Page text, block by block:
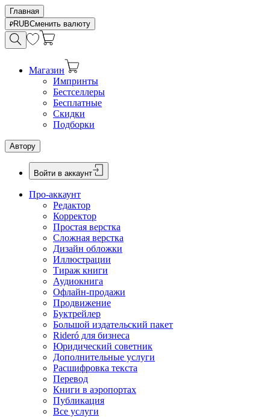
Главная
RUBСменить валюту
Магазин
Импринты
Бестселлеры
Бесплатные
Скидки
Подборки
Автору
Войти в аккаунт
Про-аккаунт
Редактор
Корректор
Простая верстка
Сложная верстка
Дизайн обложки
Иллюстрации
Тираж книги
Аудиокнига
Офлайн-продажи
Продвижение
Буктрейлер
Большой издательский пакет
Rideró для бизнеса
Юридический советник
Дополнительные услуги
Расшифровка текста
Перевод
Книги в аэропортах
Публикация
Все услуги